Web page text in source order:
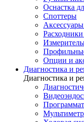
Оснастка
Споттеры
Расходники
Опции и
Диагностика и
Диагностика и